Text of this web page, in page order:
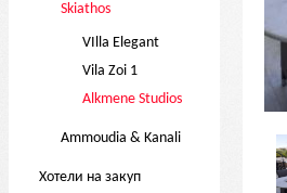
Skiathos
VIlla Elegant
Vila Zoi 1
Alkmene Studios
Ammoudia & Kanali
Хотели на закуп